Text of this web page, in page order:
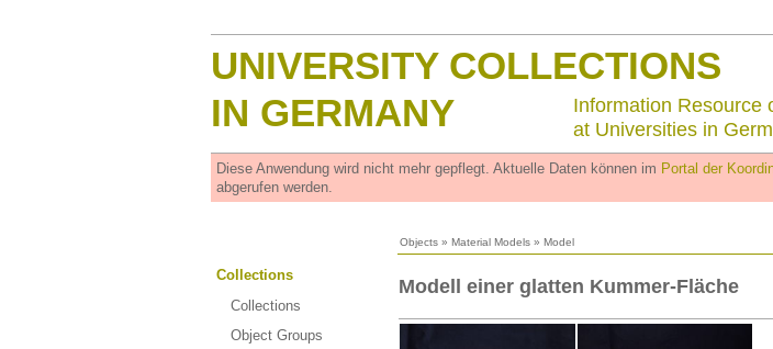
UNIVERSITY COLLECTIONS
IN GERMANY
Information Resource
at Universities in
Diese Anwendung wird nicht mehr gepflegt. Aktuelle Daten können im Portal der
abgerufen werden.
Objects » Material Models » Model
Collections
Collections
Object Groups
Modell einer glatten Kummer-Fläche